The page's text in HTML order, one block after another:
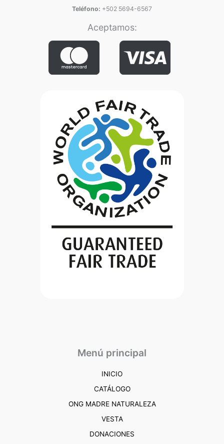
Teléfono: +502 5694-6567
Aceptamos:
Menú principal
INICIO
CATÁLOGO
ONG MADRE NATURALEZA
VESTA
DONACIONES